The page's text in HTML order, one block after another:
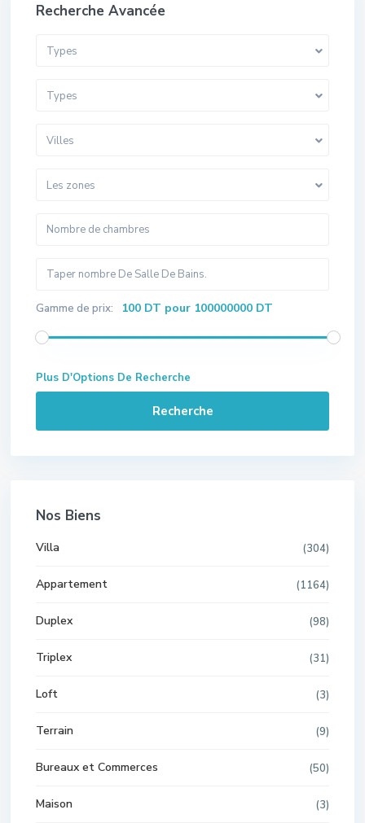
Recherche Avancée
Types
Types
Villes
Les zones
Gamme de prix: 100 DT pour 100000000 DT
Plus D'Options De Recherche
Recherche
Nos Biens
Villa (304)
Appartement (1164)
Duplex (98)
Triplex (31)
Loft (3)
Terrain (9)
Bureaux et Commerces (50)
Maison (3)